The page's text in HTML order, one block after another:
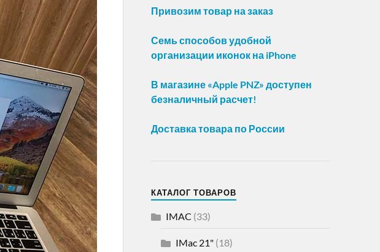
Привозим товар на заказ
Семь способов удобной
организации иконок на iPhone
В магазине «Apple PNZ» доступен
безналичный расчет!
Доставка товара по России
КАТАЛОГ ТОВАРОВ
IMAC (33)
IMac 21"(18)